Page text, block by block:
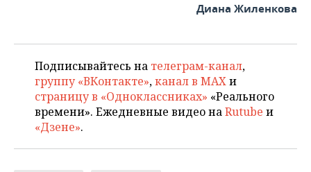
Диана Жиленкова
Подписывайтесь на телеграм-канал,
группу «ВКонтакте»,канал в MAXи
страницу в «Одноклассниках» «Реального
времени». Ежедневные видео наRutube и
«Дзене».